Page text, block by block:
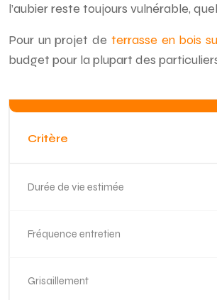
l’aubier reste toujours vulnérable,
Pour un projet de terrasse en bois
budget pour la plupart des
Critère
Durée de vie estimée
Fréquence entretien
Grisaillement